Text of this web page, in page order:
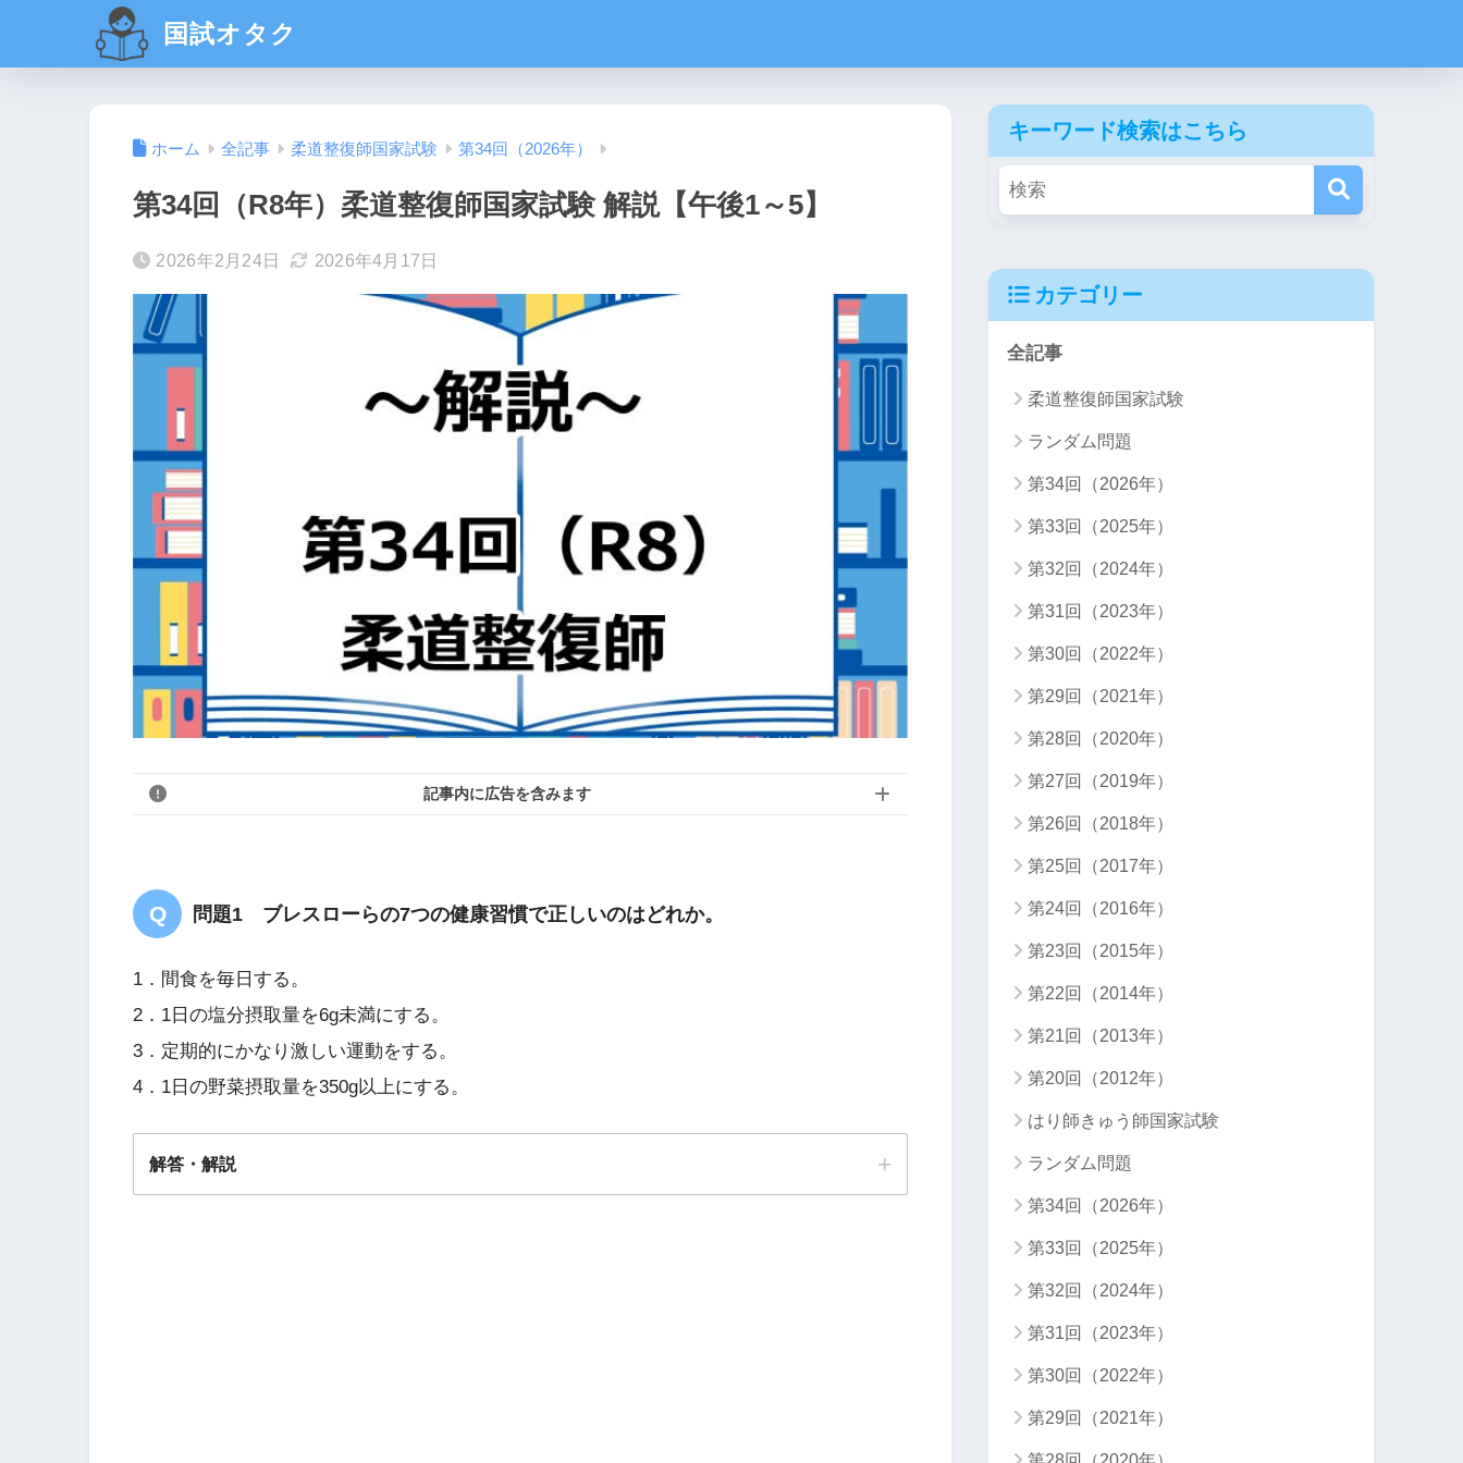
国試オタク
ホーム 全記事 柔道整復師国家試験 第34回（2026年）
第34回（R8年）柔道整復師国家試験 解説【午後1～5】
2026年2月24日 2026年4月17日
記事内に広告を含みます
問題1 ブレスローらの7つの健康習慣で正しいのはどれか。
1．間食を毎日する。
2．1日の塩分摂取量を6g未満にする。
3．定期的にかなり激しい運動をする。
4．1日の野菜摂取量を350g以上にする。
解答・解説
キーワード検索はこちら
カテゴリー
全記事
柔道整復師国家試験
ランダム問題
第34回（2026年）
第33回（2025年）
第32回（2024年）
第31回（2023年）
第30回（2022年）
第29回（2021年）
第28回（2020年）
第27回（2019年）
第26回（2018年）
第25回（2017年）
第24回（2016年）
第23回（2015年）
第22回（2014年）
第21回（2013年）
第20回（2012年）
はり師きゅう師国家試験
ランダム問題
第34回（2026年）
第33回（2025年）
第32回（2024年）
第31回（2023年）
第30回（2022年）
第29回（2021年）